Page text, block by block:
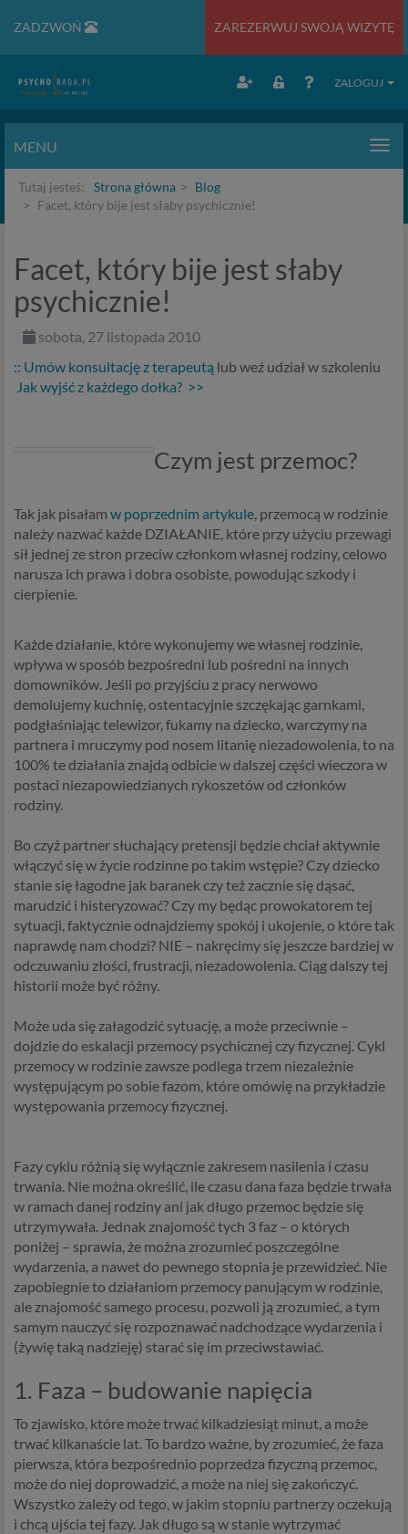
ZADZWOŃ ZAREZERWUJ SWOJĄ WIZYTĘ
ZALOGUJ
MENU
Tutaj jesteś: Strona główna
Blog
Facet, który bije jest słaby psychicznie!
Facet, który bije jest słaby
psychicznie!
sobota, 27 listopada 2010
:: Umów konsultację z terapeutą lub weź udział w szkoleniu
Jak wyjść z każdego dołka? >>
Czym jest przemoc?
Tak jak pisałam w poprzednim artykule, przemocą w rodzinie
należy nazwać każde DZIAŁANIE, które przy użyciu przewagi
sił jednej ze stron przeciw członkom własnej rodziny, celowo
narusza ich prawa i dobra osobiste, powodując szkody i
cierpienie.
Każde działanie, które wykonujemy we własnej rodzinie,
wpływa w sposób bezpośredni lub pośredni na innych
domowników. Jeśli po przyjściu z pracy nerwowo
demolujemy kuchnię, ostentacyjnie szczękając garnkami,
podgłaśniając telewizor, fukamy na dziecko, warczymy na
partnera i mruczymy pod nosem litanię niezadowolenia, to na
100% te działania znajdą odbicie w dalszej części wieczora w
postaci niezapowiedzianych rykoszetów od członków
rodziny.
Bo czyż partner słuchający pretensji będzie chciał aktywnie
włączyć się w życie rodzinne po takim wstępie? Czy dziecko
stanie się łagodne jak baranek czy też zacznie się dąsać,
marudzić i histeryzować? Czy my będąc prowokatorem tej
sytuacji, faktycznie odnajdziemy spokój i ukojenie, o które tak
naprawdę nam chodzi? NIE – nakręcimy się jeszcze bardziej w
odczuwaniu złości, frustracji, niezadowolenia. Ciąg dalszy tej
historii może być różny.
Może uda się załagodzić sytuację, a może przeciwnie –
dojdzie do eskalacji przemocy psychicznej czy fizycznej. Cykl
przemocy w rodzinie zawsze podlega trzem niezależnie
występującym po sobie fazom, które omówię na przykładzie
występowania przemocy fizycznej.
Fazy cyklu różnią się wyłącznie zakresem nasilenia i czasu
trwania. Nie można określić, ile czasu dana faza będzie trwała
w ramach danej rodziny ani jak długo przemoc będzie się
utrzymywała. Jednak znajomość tych 3 faz – o których
poniżej – sprawia, że można zrozumieć poszczególne
wydarzenia, a nawet do pewnego stopnia je przewidzieć. Nie
zapobiegnie to działaniom przemocy panującym w rodzinie,
ale znajomość samego procesu, pozwoli ją zrozumieć, a tym
samym nauczyć się rozpoznawać nadchodzące wydarzenia i
(żywię taką nadzieję) starać się im przeciwstawiać.
1. Faza – budowanie napięcia
To zjawisko, które może trwać kilkadziesiąt minut, a może
trwać kilkanaście lat. To bardzo ważne, by zrozumieć, że faza
pierwsza, która bezpośrednio poprzedza fizyczną przemoc,
może do niej doprowadzić, a może na niej się zakończyć.
Wszystko zależy od tego, w jakim stopniu partnerzy oczekują
i chcą ujścia tej fazy. Jak długo są w stanie wytrzymać